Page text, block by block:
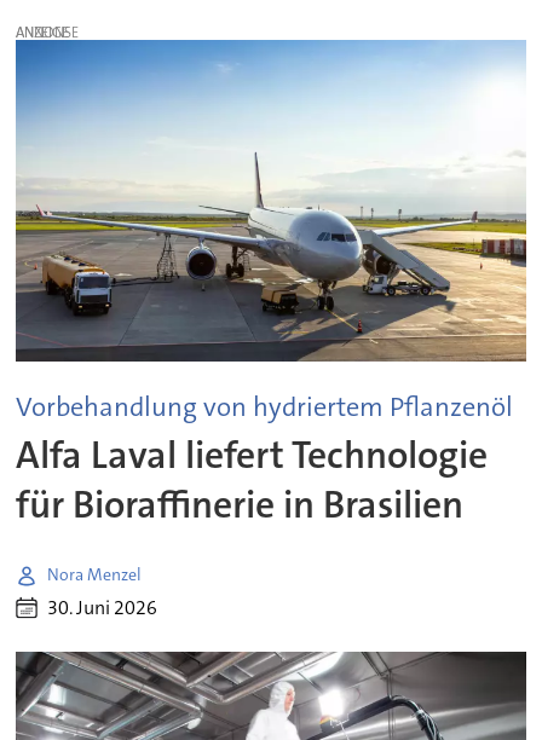
ANZEIGE
Vorbehandlung von hydriertem Pflanzenöl
Alfa Laval liefert Technologie
für Bioraffinerie in Brasilien
Nora Menzel
30. Juni 2026